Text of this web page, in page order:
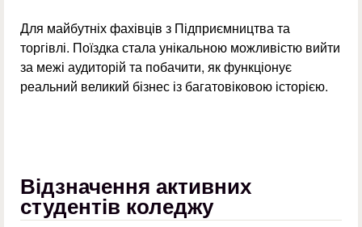
Для майбутніх фахівців з Підприємництва та
торгівлі. Поїздка стала унікальною можливістю вийти
за межі аудиторій та побачити, як функціонує
реальний великий бізнес із багатовіковою історією.
Відзначення активних
студентів коледжу